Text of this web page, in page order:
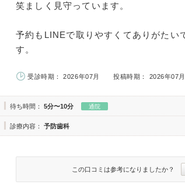
笑ましく見守っています。
予約もLINEで取りやすくてありがたい
す。
受診時期： 2026年07月 投稿時期： 2026年07月
待ち時間： 5分〜10分 通院
診療内容： 予防歯科
この口コミは参考になりましたか？